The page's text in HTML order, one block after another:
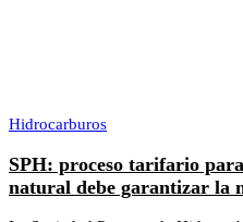
Hidrocarburos
SPH: proceso tarifario
natural debe garantizar la